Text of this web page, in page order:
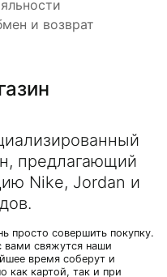
и возврат
предлагающий
Nike, Jordan и
просто совершить покупку.
вами свяжутся наши
время соберут и
как картой, так и при